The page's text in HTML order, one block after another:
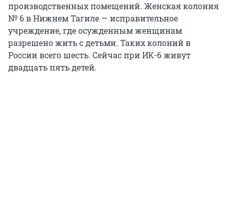
производственных помещений. Женская колония
№ 6 в Нижнем Тагиле — исправительное
учреждение, где осужденным женщинам
разрешено жить с детьми. Таких колоний в
России всего шесть. Сейчас при ИК-6 живут
двадцать пять детей.